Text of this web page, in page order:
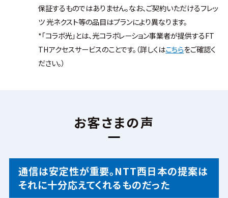
保証するものではありません。なお、ご契約いただけるフレッ
ツ 光ネクスト等の品目はプランにより異なります。
*「コラボ光」とは、光コラボレーション事業者が提供するFT
THアクセスサービスのことです。（詳しくはこちらをご確認く
ださい。）
お客さまの声
通信は安定性が重要。NTT西日本の提案は
それに十分応えてくれるものだった